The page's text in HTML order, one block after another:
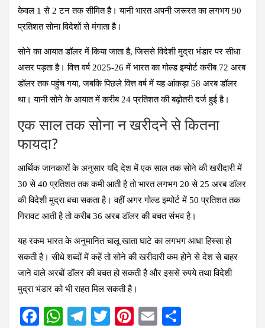
केवल 1 से 2 टन तक सीमित है। यानी भारत अपनी जरूरत का लगभग 90
प्रतिशत सोना विदेशों से मंगाता है।
सोने का आयात डॉलर में किया जाता है, जिससे विदेशी मुद्रा भंडार पर सीधा
असर पड़ता है। वित्त वर्ष 2025-26 में भारत का गोल्ड इम्पोर्ट करीब 72 अरब
डॉलर तक पहुंच गया, जबकि पिछले वित्त वर्ष में यह आंकड़ा 58 अरब डॉलर
था। यानी सोने के आयात में करीब 24 प्रतिशत की बढ़ोतरी दर्ज हुई है।
एक साल तक सोना न खरीदने से कितना
फायदा?
आर्थिक जानकारों के अनुसार यदि देश में एक साल तक सोने की खरीदारी में
30 से 40 प्रतिशत तक कमी आती है तो भारत लगभग 20 से 25 अरब डॉलर
की विदेशी मुद्रा बचा सकता है। वहीं अगर गोल्ड इम्पोर्ट में 50 प्रतिशत तक
गिरावट आती है तो करीब 36 अरब डॉलर की बचत संभव है।
यह रकम भारत के अनुमानित चालू खाता घाटे का लगभग आधा हिस्सा हो
सकती है। सीधे शब्दों में कहें तो सोने की खरीदारी कम होने से देश से बाहर
जाने वाले अरबों डॉलर की बचत हो सकती है और इससे रुपये तथा विदेशी
मुद्रा भंडार को भी राहत मिल सकती है।
F
W T
T
Pi E